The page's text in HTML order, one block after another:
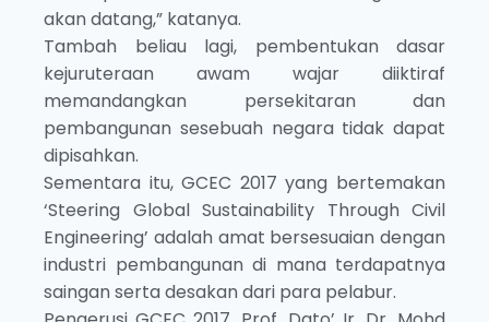
akan datang,” katanya.
Tambah beliau lagi, pembentukan dasar
kejuruteraan awam wajar diiktiraf
memandangkan persekitaran dan
pembangunan sesebuah negara tidak dapat
dipisahkan.
Sementara itu, GCEC 2017 yang bertemakan
‘Steering Global Sustainability Through Civil
Engineering’ adalah amat bersesuaian dengan
industri pembangunan di mana terdapatnya
saingan serta desakan dari para pelabur.